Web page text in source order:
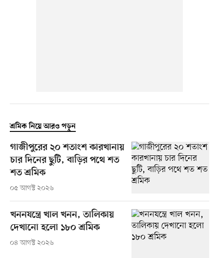
শ্রমিক নিয়ে আরও পড়ুন
গাজীপুরের ২০ শতাংশ কারখানায়
চার দিনের ছুটি, বাড়ির পথে শত
শত শ্রমিক
০৫ আগস্ট ২০২৬
খননযন্ত্রে খাল খনন, তালিকায়
দেখানো হলো ১৮০ শ্রমিক
০৪ আগস্ট ২০২৬